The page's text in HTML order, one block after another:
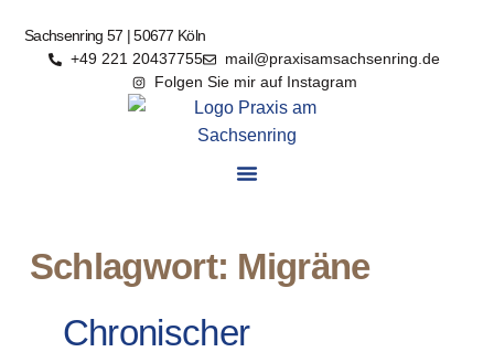
Sachsenring 57 | 50677 Köln
+49 221 20437755
mail@praxisamsachsenring.de
Folgen Sie mir auf Instagram
Schlagwort: Migräne
Chronischer